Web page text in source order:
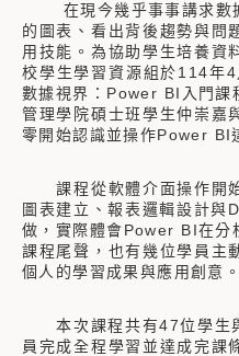
在現今幾乎事事講求數據
的圖表、看出背後趨勢與問
用技能。為協助學生培養資
校學生學習資源組於114年
數據視界：Power BI入門課
管理學院碩士班學生仲崇嘉
零開始認識並操作Power BI
課程從軟體介面操作開始
圖表建立、報表邏輯設計與
做，實際體會Power BI在分
課程尾聲，也有幾位學員主
個人的學習成果與應用創意。
本次課程共有47位學生
員完成全程學習並達成完課